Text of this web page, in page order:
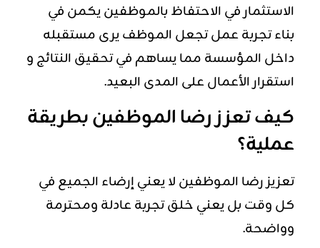
الاستثمار في الاحتفاظ بالموظفين يكمن في
بناء تجربة عمل تجعل الموظف يرى مستقبله
داخل المؤسسة مما يساهم في تحقيق النتائج و
استقرار الأعمال على المدى البعيد.
كيف تعزز رضا الموظفين بطريقة
عملية؟
تعزيز رضا الموظفين لا يعني إرضاء الجميع في
كل وقت بل يعني خلق تجربة عادلة ومحترمة
وواضحة.